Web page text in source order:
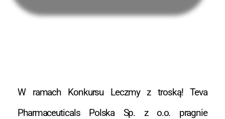
W ramach Konkursu Leczmy z troską! Teva
Pharmaceuticals Polska Sp. z o.o. pragnie